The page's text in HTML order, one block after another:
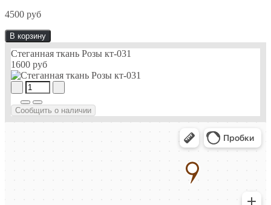
4500 руб
В корзину
Cтеганная ткань Розы кт-031
1600 руб
Сообщить о наличии